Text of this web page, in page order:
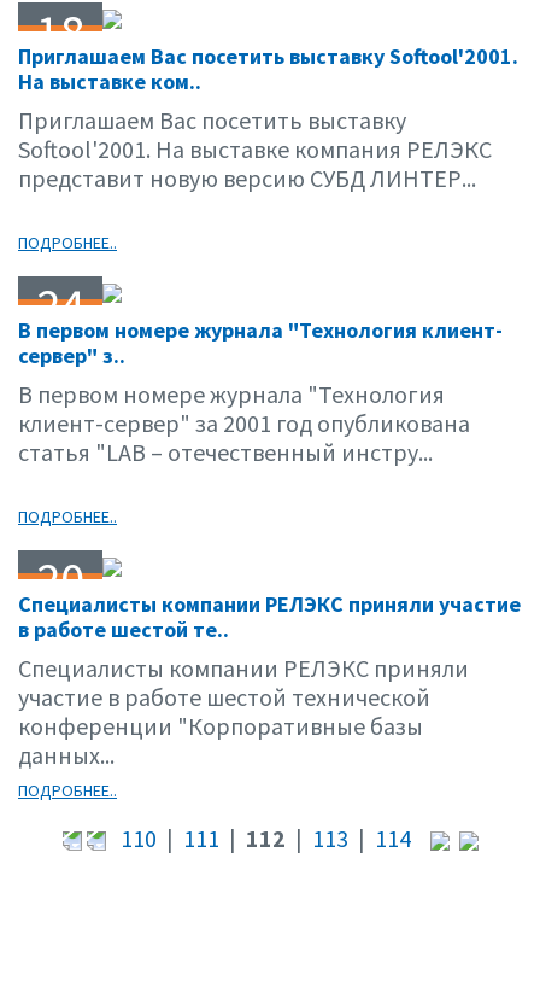
18
09.01
Приглашаем Вас посетить выставку Softool'2001.
На выставке ком..
Приглашаем Вас посетить выставку
Softool'2001. На выставке компания РЕЛЭКС
представит новую версию СУБД ЛИНТЕР...
ПОДРОБНЕЕ..
24
05.01
В первом номере журнала "Технология клиент-
сервер" з..
В первом номере журнала "Технология
клиент-сервер" за 2001 год опубликована
статья "LAB – отечественный инстру...
ПОДРОБНЕЕ..
20
04.01
Специалисты компании РЕЛЭКС приняли участие
в работе шестой те..
Специалисты компании РЕЛЭКС приняли
участие в работе шестой технической
конференции "Корпоративные базы
данных...
ПОДРОБНЕЕ..
110 | 111 | 112 | 113 | 114